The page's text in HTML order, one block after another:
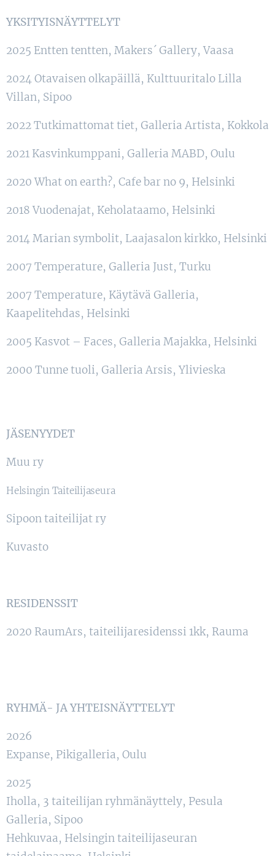
YKSITYISNÄYTTELYT
2025 Entten tentten, Makers´ Gallery, Vaasa
2024 Otavaisen olkapäillä, Kulttuuritalo Lilla
Villan, Sipoo
2022 Tutkimattomat tiet, Galleria Artista, Kokkola
2021 Kasvinkumppani, Galleria MABD, Oulu
2020 What on earth?, Cafe bar no 9, Helsinki
2018 Vuodenajat, Keholataamo, Helsinki
2014 Marian symbolit, Laajasalon kirkko, Helsinki
2007 Temperature, Galleria Just, Turku
2007 Temperature, Käytävä Galleria,
Kaapelitehdas, Helsinki
2005 Kasvot – Faces, Galleria Majakka, Helsinki
2000 Tunne tuoli, Galleria Arsis, Ylivieska
JÄSENYYDET
Muu ry
Helsingin Taiteilijaseura
Sipoon taiteilijat ry
Kuvasto
RESIDENSSIT
2020 RaumArs, taiteilijaresidenssi 1kk, Rauma
RYHMÄ- JA YHTEISNÄYTTELYT
2026
Expanse, Pikigalleria, Oulu
2025
Iholla, 3 taiteilijan ryhmänäyttely, Pesula
Galleria, Sipoo
Hehkuvaa, Helsingin taiteilijaseuran